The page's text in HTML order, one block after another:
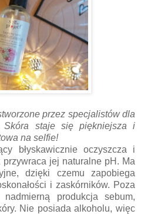
przez specjalistów dla
Skóra staje się piękniejsza i
na selfie!
błyskawicznie oczyszcza i
jej naturalne pH. Ma
dzięki czemu zapobiega
i zaskórników. Poza
produkcja sebum,
Nie posiada alkoholu, więc